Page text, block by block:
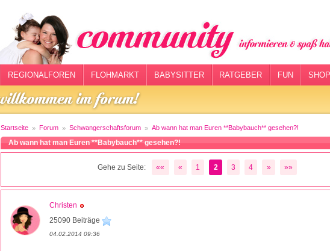
REGIONALFOREN FLOHMARKT BABYSITTER RATGEBER FUN
Startseite Forum Schwangerschaftsforum Ab wann hat man Euren **Babybauch** gesehen?!
Ab wann hat man Euren **Babybauch** gesehen?!
Gehe zu Seite: «« « 1 2 3 4 » »»
Christen
25090 Beiträge
04.02.2014 09:36